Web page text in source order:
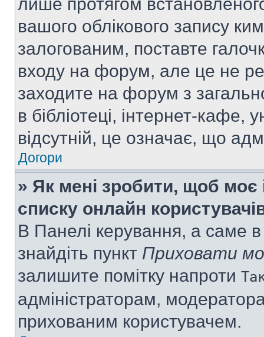
вашого облікового запису
залогованим, поставте
входу на форум, але це не
заходите на форум з
в бібліотеці, інтернет-кафе,
відсутній, це означає, що
Догори
» Як мені зробити, щоб моє
списку онлайн
В Панелі керування, а саме
знайдіть пункт Приховати
залишите помітку напроти
адміністраторам,
прихованим користувачем.